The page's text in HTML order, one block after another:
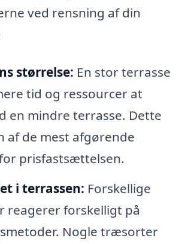
ved rensning af din
størrelse: En stor terrasse
tid og ressourcer at
en mindre terrasse. Dette
af de mest afgørende
prisfastsættelsen.
i terrassen: Forskellige
forskelligt på
Nogle træsorter